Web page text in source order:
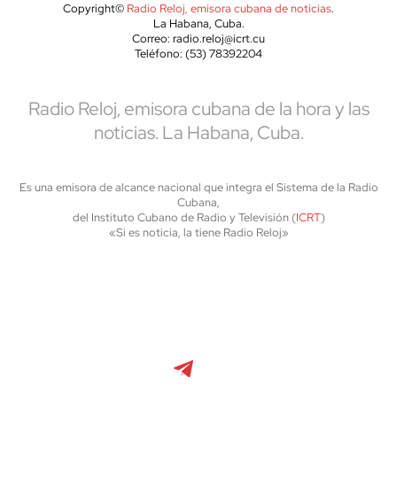
Copyright© Radio Reloj, emisora cubana de noticias.
La Habana, Cuba.
Correo: radio.reloj@icrt.cu
Teléfono: (53) 78392204
Radio Reloj, emisora cubana de la hora y las
noticias. La Habana, Cuba.
Es una emisora de alcance nacional que integra el Sistema de la Radio
Cubana,
del Instituto Cubano de Radio y Televisión (ICRT)
«Si es noticia, la tiene Radio Reloj»